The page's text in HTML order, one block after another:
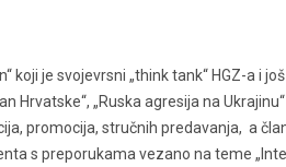
koji je svojevrsni „think tank“ HGZ-a i
Hrvatske“, „Ruska agresija na
promocija, stručnih predavanja, a
s preporukama vezano na teme